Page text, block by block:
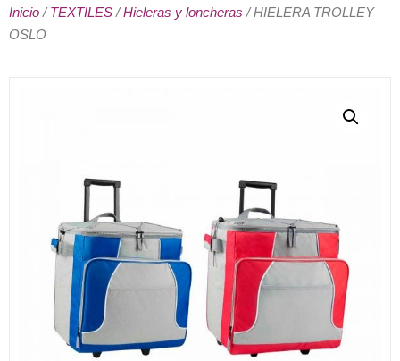
Inicio /TEXTILES /Hieleras y loncheras / HIELERA TROLLEY
OSLO